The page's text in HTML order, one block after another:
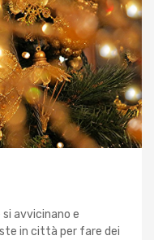
avvicinano e
in città per fare dei